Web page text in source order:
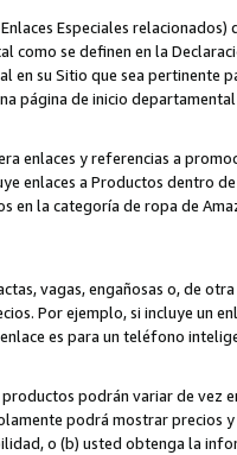
Especiales
como se definen en la
en su Sitio que sea pertinente
página de inicio
enlaces y referencias a
enlaces a Productos dentro
en la categoría de ropa de
vagas, engañosas o, de
Por ejemplo, si incluye un
es para un teléfono
podrán variar de vez
podrá mostrar
o (b) usted obtenga la